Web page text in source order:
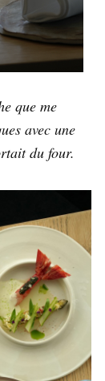
que me
avec une
du four.